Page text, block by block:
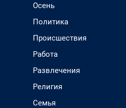
Осень
Политика
Происшествия
Работа
Развлечения
Религия
Семья